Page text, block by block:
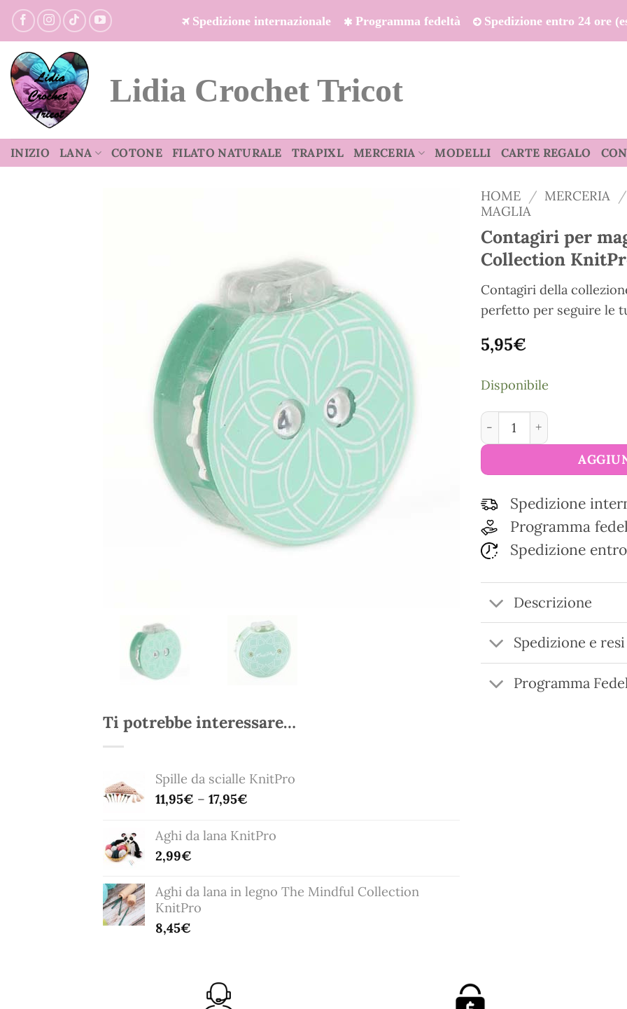
Salta
contenuti
Spedizione internazionale Programma fedeltà Spedizione entro 24 ore
Lidia Crochet Tricot
INIZIO LANA COTONE FILATO NATURALE TRAPIXL MERCERIA MODELLI CARTE REGALO
Ti potrebbe interessare…
Spille da scialle KnitPro
11,95€ – 17,95€
Aghi da lana KnitPro
2,99€
Aghi da lana in legno The Mindful Collection
KnitPro
8,45€
HOME / MERCERIA /
MAGLIA
Contagiri per
Collection
Contagiri della
perfetto per seguire le
5,95€
Disponibile
Contagiri per maglia The
Spedizione
Programma
Spedizione
Descrizione
Spedizione e resi
Programma